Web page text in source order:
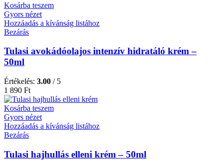
Kosárba teszem
Gyors nézet
Hozzáadás a kívánság listához
Bezárás
Tulasi avokádóolajos intenzív hidratáló krém –
50ml
Értékelés: 3.00 / 5
1 890 Ft
Kosárba teszem
Gyors nézet
Hozzáadás a kívánság listához
Bezárás
Tulasi hajhullás elleni krém – 50ml